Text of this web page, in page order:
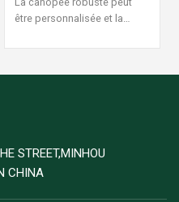
être personnalisée et la
est raisonnable et fiable, une
STREET,MINHOU
CHINA